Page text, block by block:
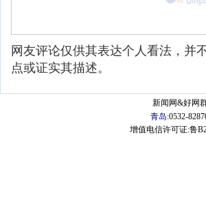
网友评论仅供其表达个人看法，并
点或证实其描述。